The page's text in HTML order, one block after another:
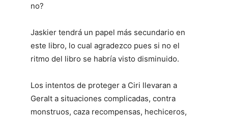
no?
Jaskier tendrá un papel más secundario en
este libro, lo cual agradezco pues si no el
ritmo del libro se habría visto disminuido.
Los intentos de proteger a Ciri llevaran a
Geralt a situaciones complicadas, contra
monstruos, caza recompensas, hechiceros,